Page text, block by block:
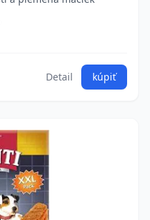
Detail kúpiť